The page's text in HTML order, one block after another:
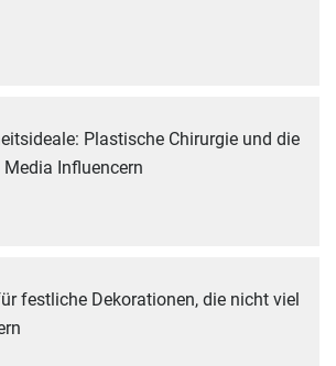
Plastische Chirurgie und die
Influencern
festliche Dekorationen, die nicht viel